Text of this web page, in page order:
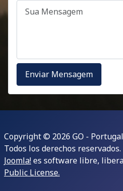
Copyright © 2026 GO -
Todos los derechos reservados.
Joomla!es software libre,
Public License.